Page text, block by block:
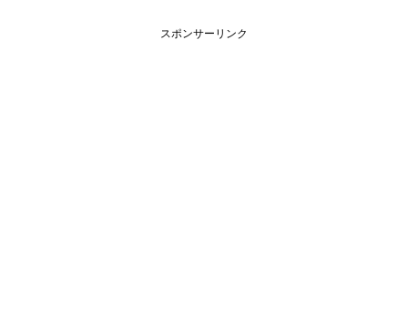
スポンサーリンク